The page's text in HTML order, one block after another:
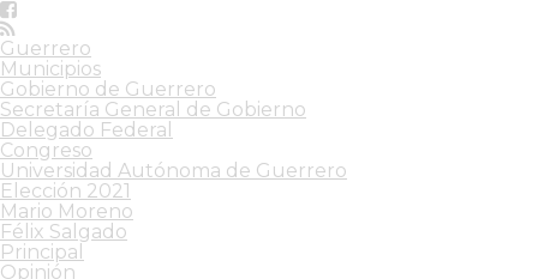
Guerrero
Municipios
Gobierno de Guerrero
Secretaría General de Gobierno
Delegado Federal
Congreso
Universidad Autónoma de Guerrero
Elección 2021
Mario Moreno
Félix Salgado
Principal
Opinión